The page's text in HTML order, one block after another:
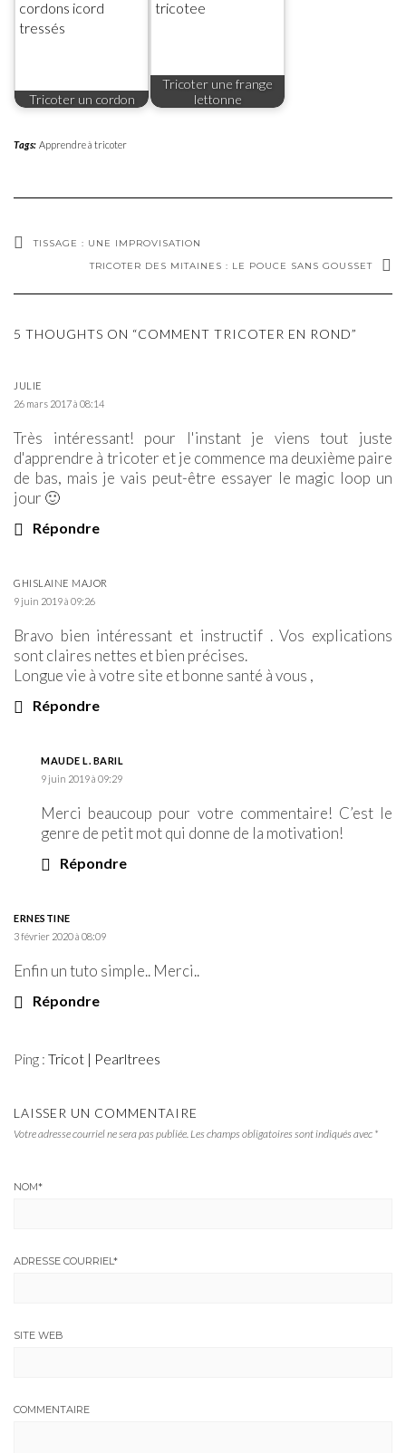
Tricoter un cordon
Tricoter une frange
lettonne
Tags: Apprendre à tricoter
TISSAGE : UNE IMPROVISATION
TRICOTER DES MITAINES : LE POUCE SANS GOUSSET
5 THOUGHTS ON “COMMENT TRICOTER EN ROND”
JULIE
26 mars 2017 à 08:14
Très intéressant! pour l'instant je viens tout juste
d'apprendre à tricoter et je commence ma deuxième paire
de bas, mais je vais peut-être essayer le magic loop un
jour 🙂
Répondre
GHISLAINE MAJOR
9 juin 2019 à 09:26
Bravo bien intéressant et instructif . Vos explications
sont claires nettes et bien précises.
Longue vie à votre site et bonne santé à vous ,
Répondre
MAUDE L. BARIL
9 juin 2019 à 09:29
Merci beaucoup pour votre commentaire! C’est le
genre de petit mot qui donne de la motivation!
Répondre
ERNESTINE
3 février 2020 à 08:09
Enfin un tuto simple.. Merci..
Répondre
Ping : Tricot | Pearltrees
LAISSER UN COMMENTAIRE
Votre adresse courriel ne sera pas publiée. Les champs obligatoires sont indiqués avec *
NOM*
ADRESSE COURRIEL *
SITE WEB
COMMENTAIRE